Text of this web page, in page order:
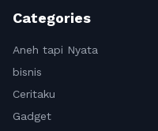
Categories
Aneh tapi Nyata
bisnis
Ceritaku
Gadget